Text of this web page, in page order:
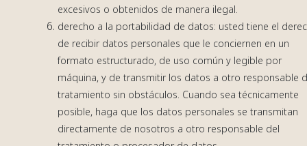
excesivos o obtenidos de manera ilegal.
derecho a la portabilidad de datos: usted tiene el
de recibir datos personales que le conciernen en un
formato estructurado, de uso común y legible por
máquina, y de transmitir los datos a otro responsable
tratamiento sin obstáculos. Cuando sea técnicamente
posible, haga que los datos personales se transmitan
directamente de nosotros a otro responsable del